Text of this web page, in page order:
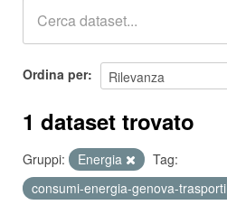
Ordina per
1 dataset trovato
Gruppi: Energia
Tag:
consumi-energia-genova-trasporti